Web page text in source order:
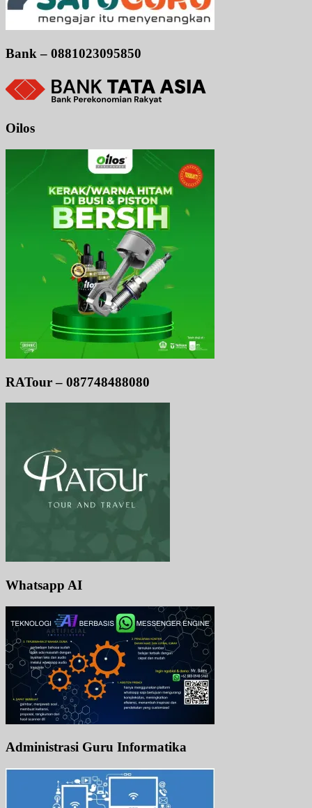
Bank – 0881023095850
Oilos
RATour – 087748488080
Whatsapp AI
Administrasi Guru Informatika